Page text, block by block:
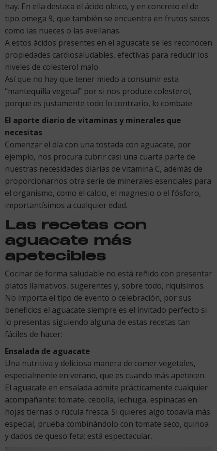
hay. En ella destaca el ácido oleico, y en concreto el de
tipo omega 9, que también se encuentra en frutos secos
como las nueces o las avellanas.
A estos ácidos presentes en el aguacate se les reconocen
propiedades cardiosaludables, efectivas para reducir los
niveles de colesterol malo.
Así que no hay que tener miedo a consumir esta
“mantequilla vegetal” por si nos produce colesterol,
porque es justamente todo lo contrario, lo combate.
El aporte diario de vitaminas y minerales que
necesitas
Comenzar el día con una tostada con aguacate, por
ejemplo, nos procura cubrir casi una cuarta parte de
nuestras necesidades diarias de vitamina C, además de
proporcionarnos otra serie de minerales esenciales para
el organismo, como el calcio, el magnesio o el fósforo,
importantísimos a cualquier edad.
Las recetas con
aguacate más
apetecibles
Cocinar de forma saludable no está reñido con presentar
platos llamativos, sugerentes y, sobre todo, riquísimos.
No importa el tipo de evento o celebración, por sus
beneficios el aguacate siempre es el invitado perfecto si
lo presentas siguiendo alguna de estas recetas tan
fáciles de hacer:
Ensalada de aguacate
Una nutritiva y deliciosa manera de comer vegetales,
especialmente en verano, que es cuando más apetecen.
El aguacate en ensalada admite prácticamente cualquier
acompañante: tomate, cebolla, lechuga, espinacas en
hojas tiernas o rúcula fresca. Si quieres algo todavía más
especial, prueba combinándolo con tomate seco, quinoa
y dados de queso feta; está espectacular.